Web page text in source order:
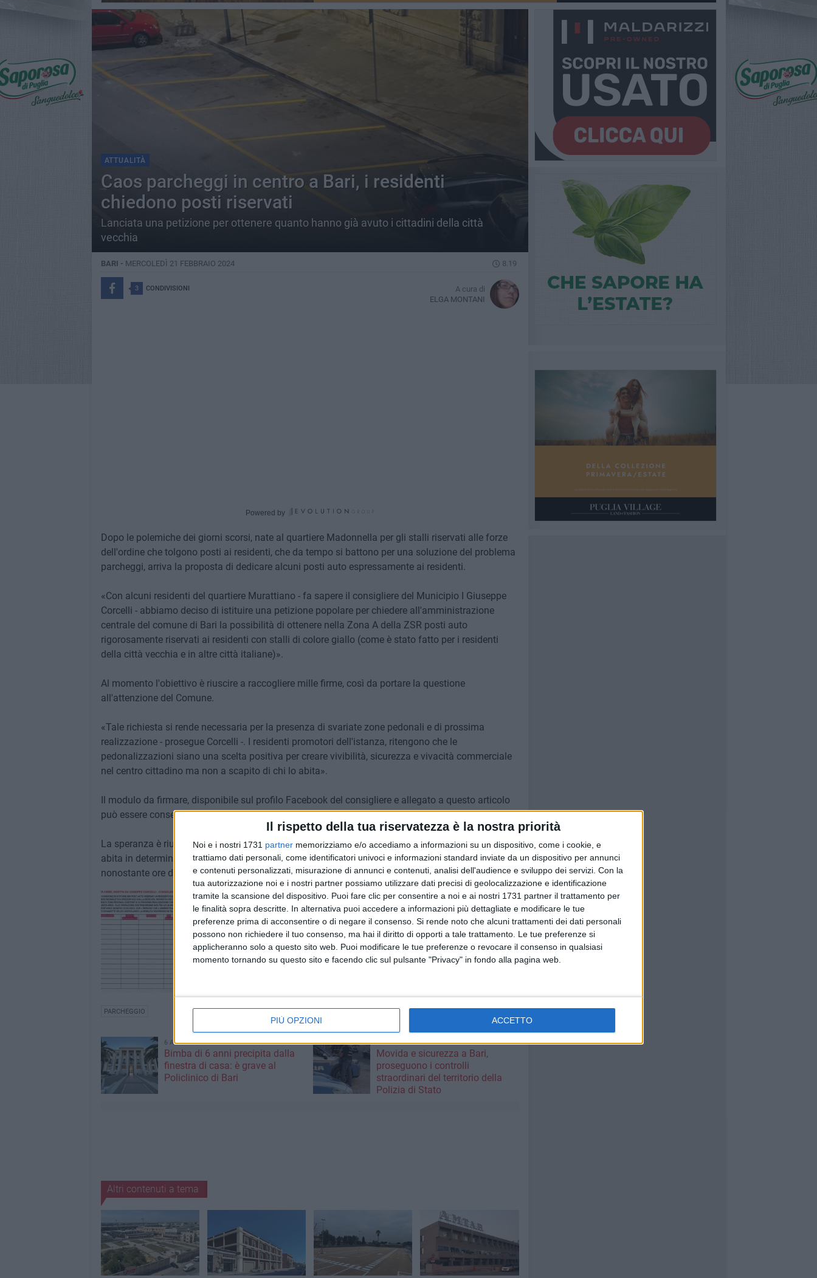
Il rispetto della tua riservatezza è la nostra priorità
Noi e i nostri 1731 partner memorizziamo e/o accediamo a informazioni su un dispositivo, come i cookie, e
trattiamo dati personali, come identificatori univoci e informazioni standard inviate da un dispositivo per annunci
e contenuti personalizzati, misurazione di annunci e contenuti, analisi dell'audience e sviluppo dei servizi. Con la
tua autorizzazione noi e i nostri partner possiamo utilizzare dati precisi di geolocalizzazione e identificazione
tramite la scansione del dispositivo. Puoi fare clic per consentire a noi e ai nostri 1731 partner il trattamento per
le finalità sopra descritte. In alternativa puoi accedere a informazioni più dettagliate e modificare le tue
preferenze prima di acconsentire o di negare il consenso. Si rende noto che alcuni trattamenti dei dati personali
possono non richiedere il tuo consenso, ma hai il diritto di opporti a tale trattamento. Le tue preferenze si
applicheranno solo a questo sito web. Puoi modificare le tue preferenze o revocare il consenso in qualsiasi
momento tornando su questo sito e facendo clic sul pulsante "Privacy" in fondo alla pagina web.
PIÙ OPZIONI ACCETTO
ATTUALITÀ
Caos parcheggi in centro a Bari, i residenti
chiedono posti riservati
Lanciata una petizione per ottenere quanto hanno già avuto i cittadini della città
vecchia
BARI - MERCOLEDÌ 21 FEBBRAIO 2024 8.19
3 CONDIVISIONI
A cura di
ELGA MONTANI
Powered by
Dopo le polemiche dei giorni scorsi, nate al quartiere Madonnella per gli stalli riservati alle forze
dell'ordine che tolgono posti ai residenti, che da tempo si battono per una soluzione del problema
parcheggi, arriva la proposta di dedicare alcuni posti auto espressamente ai residenti.
«Con alcuni residenti del quartiere Murattiano - fa sapere il consigliere del Municipio I Giuseppe
Corcelli - abbiamo deciso di istituire una petizione popolare per chiedere all'amministrazione
centrale del comune di Bari la possibilità di ottenere nella Zona A della ZSR posti auto
rigorosamente riservati ai residenti con stalli di colore giallo (come è stato fatto per i residenti
della città vecchia e in altre città italiane)».
Al momento l'obiettivo è riuscire a raccogliere mille firme, così da portare la questione
all'attenzione del Comune.
«Tale richiesta si rende necessaria per la presenza di svariate zone pedonali e di prossima
realizzazione - prosegue Corcelli -. I residenti promotori dell'istanza, ritengono che le
pedonalizzazioni siano una scelta positiva per creare vivibilità, sicurezza e vivacità commerciale
nel centro cittadino ma non a scapito di chi lo abita».
Il modulo da firmare, disponibile sul profilo Facebook del consigliere e allegato a questo articolo
può essere consegnato allo stesso Corcelli.
La speranza è riuscire a risolvere un problema atavico che da sempre crea grossi problemi a chi
abita in determinate zone, costretti a volte a lasciare la priora auto molto lontano da casa
nonostante ore di ricerca di un posto.
PARCHEGGIO
6 AGOSTO 2026
Bimba di 6 anni precipita dalla
finestra di casa: è grave al
Policlinico di Bari
6 AGOSTO 2026
Movida e sicurezza a Bari,
proseguono i controlli
straordinari del territorio della
Polizia di Stato
Altri contenuti a tema